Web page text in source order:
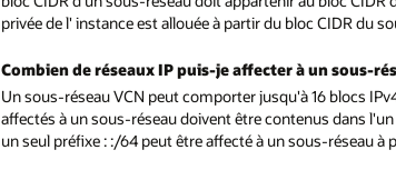
privée de l' instance est allouée à partir du bloc CIDR du
Combien de réseaux IP puis-je affecter à un sous-
Un sous-réseau VCN peut comporter jusqu'à 16 blocs
affectés à un sous-réseau doivent être contenus dans
un seul préfixe : :/64 peut être affecté à un sous-réseau à